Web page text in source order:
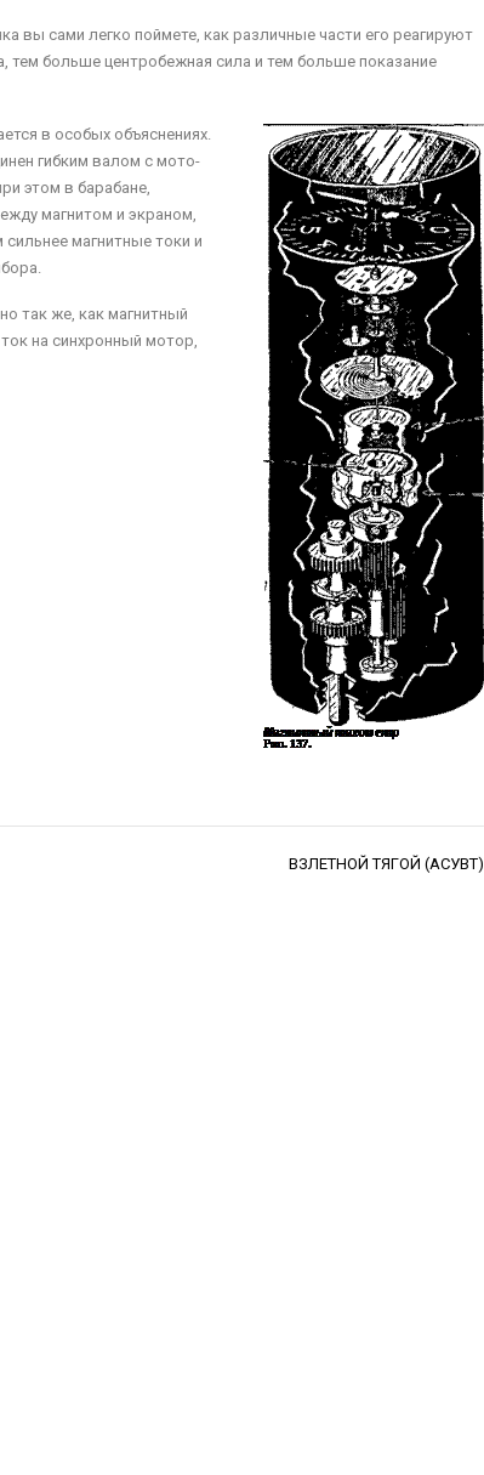
вы са­ми легко поймете, как различ­ные части его реагируют
больше цен­тробежная сила и тем больше показание
в особых объяснениях.
гибким валом с мото­
этом в бара­бане,
магнитом и экраном,
маг­нитные токи и
так же, как магнитный
на синхронный мотор,
ВЗЛЕТНОЙ ТЯГОЙ (АСУВТ)